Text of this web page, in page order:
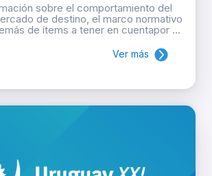
sobre el comportamiento del
de destino, el marco normativo
de ítems a tener en cuentapor ...
Ver más